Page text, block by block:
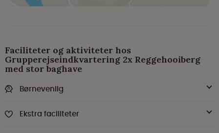
Faciliteter og aktiviteter hos
Grupperejseindkvartering 2x Reggehooiberg
med stor baghave
Børnevenlig
Ekstra faciliteter